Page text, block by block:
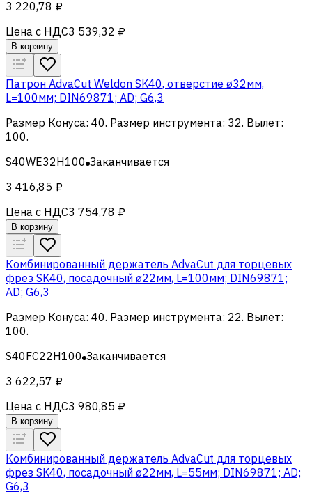
3 220,78 ₽
Цена с НДС3 539,32 ₽
В корзину
Патрон AdvaCut Weldon SK40, отверстие ø32мм,
L=100мм; DIN69871; AD; G6,3
Размер Конуса: 40. Размер инструмента: 32. Вылет:
100.
S40WE32H100 Заканчивается
3 416,85 ₽
Цена с НДС3 754,78 ₽
В корзину
Комбинированный держатель AdvaCut для торцевых
фрез SK40, посадочный ø22мм, L=100мм; DIN69871;
AD; G6,3
Размер Конуса: 40. Размер инструмента: 22. Вылет:
100.
S40FC22H100 Заканчивается
3 622,57 ₽
Цена с НДС3 980,85 ₽
В корзину
Комбинированный держатель AdvaCut для торцевых
фрез SK40, посадочный ø22мм, L=55мм; DIN69871; AD;
G6,3